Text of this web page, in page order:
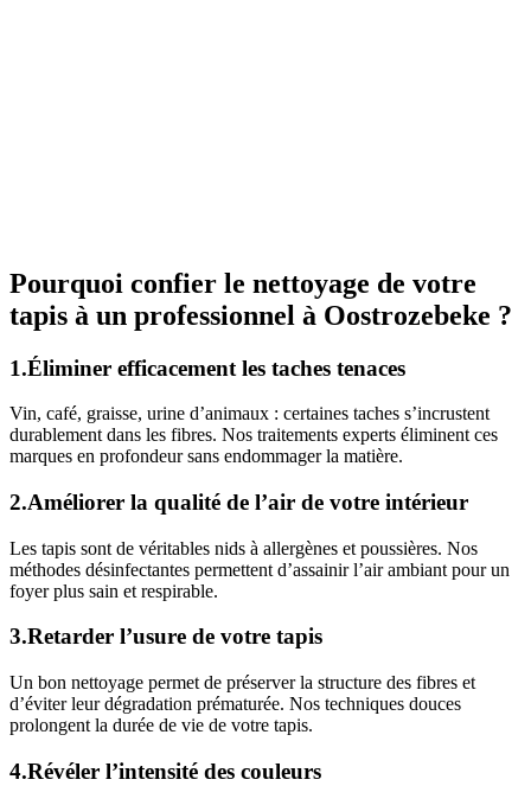
Pourquoi confier le nettoyage de votre
tapis à un professionnel à Oostrozebeke ?
1.Éliminer efficacement les taches tenaces
Vin, café, graisse, urine d’animaux : certaines taches s’incrustent
durablement dans les fibres. Nos traitements experts éliminent ces
marques en profondeur sans endommager la matière.
2.Améliorer la qualité de l’air de votre intérieur
Les tapis sont de véritables nids à allergènes et poussières. Nos
méthodes désinfectantes permettent d’assainir l’air ambiant pour un
foyer plus sain et respirable.
3.Retarder l’usure de votre tapis
Un bon nettoyage permet de préserver la structure des fibres et
d’éviter leur dégradation prématurée. Nos techniques douces
prolongent la durée de vie de votre tapis.
4.Révéler l’intensité des couleurs